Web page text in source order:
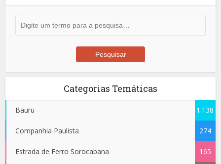
Categorias Temáticas
Bauru 1.138
Companhia Paulista 274
Estrada de Ferro Sorocabana 165